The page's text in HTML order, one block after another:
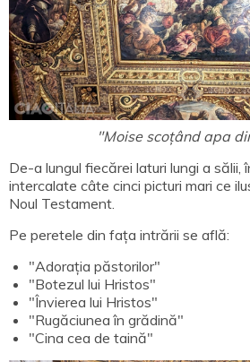
"Moise scoțând apa
De-a lungul fiecărei laturi lungi a sălii,
intercalate câte cinci picturi mari ce
Noul Testament.
Pe peretele din fața intrării se află:
"Adorația păstorilor"
"Botezul lui Hristos"
"Învierea lui Hristos"
"Rugăciunea în grădină"
"Cina cea de taină"